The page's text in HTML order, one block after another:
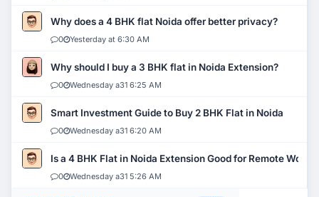
Why does a 4 BHK flat Noida offer better privacy?
0 Yesterday at 6:30 AM
Why should I buy a 3 BHK flat in Noida Extension?
0 Wednesday a31 6:25 AM
Smart Investment Guide to Buy 2 BHK Flat in Noida
0 Wednesday a31 6:20 AM
Is a 4 BHK Flat in Noida Extension Good for Remote Work?
0 Wednesday a31 5:26 AM